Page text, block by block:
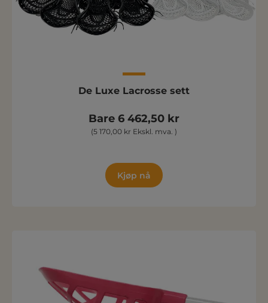
De Luxe Lacrosse sett
Bare 6 462,50 kr
(5 170,00 kr Ekskl. mva. )
Kjøp nå